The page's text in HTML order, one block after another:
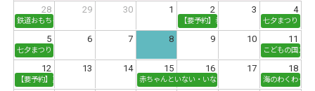
28
29 30 1 2 3 4
鉄道おもちゃで遊ぼう！ 【要予約】赤ちゃんといない・いない・
七夕まつり
5 6 7 8 9 10 11
七夕まつり こどもの国ス
12 13 14 15 16 17 18
【要予約】夏の生き物観察会 赤ちゃんといない・いない・ばあ！「お水でおままご
海のわくわくパ